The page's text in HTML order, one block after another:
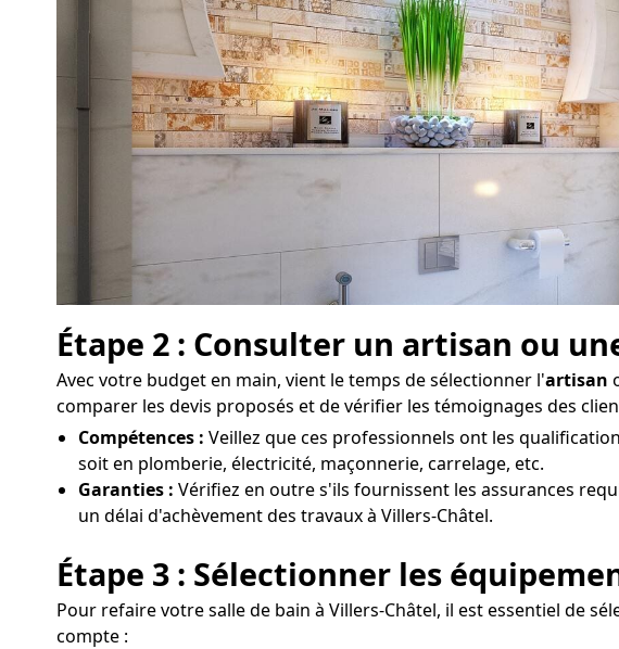
Étape 2 : Consulter un artisan ou
Avec votre budget en main, vient le temps de sélectionner l'artisan
comparer les devis proposés et de vérifier les témoignages des
Compétences : Veillez que ces professionnels ont les
soit en plomberie, électricité, maçonnerie, carrelage, etc.
Garanties : Vérifiez en outre s'ils fournissent les assurances
un délai d'achèvement des travaux à Villers-Châtel.
Étape 3 : Sélectionner les
Pour refaire votre salle de bain à Villers-Châtel, il est essentiel de
compte :